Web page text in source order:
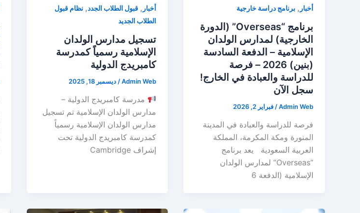
أخبار , برنامج دراسة خارجية
برنامج “Overseas” (الدورة
الخارجية) لمدارس الولدان
الإسلامية – الدفعة السادسة
(بنين) 2026 – فرصة
للدراسة والعبادة في الخارج!
سجل الآن
Admin Web
/ فبراير 2, 2026
فرصة للدراسة والعبادة في المدينة
المنورة ومكة المكرمة، المملكة
العربية السعودية يعد برنامج
“Overseas” لمدارس الولدان
الإسلامية (الدفعة 6
أخبار , قبول الطلاب الجدد, نظام قبول
الطلاب الجديد
تسجيل مدارس الولدان
الإسلامية رسمياً كمدرسة
كامبريدج الدولية
Admin Web
/ ديسمبر 18, 2025
مدرسة كامبريدج الدولية –
مدارس الولدان الإسلامية تم تسجيل
مدارس الولدان الإسلامية رسمياً
كمدرسة كامبريدج الدولية تحت
إشراف Cambridge